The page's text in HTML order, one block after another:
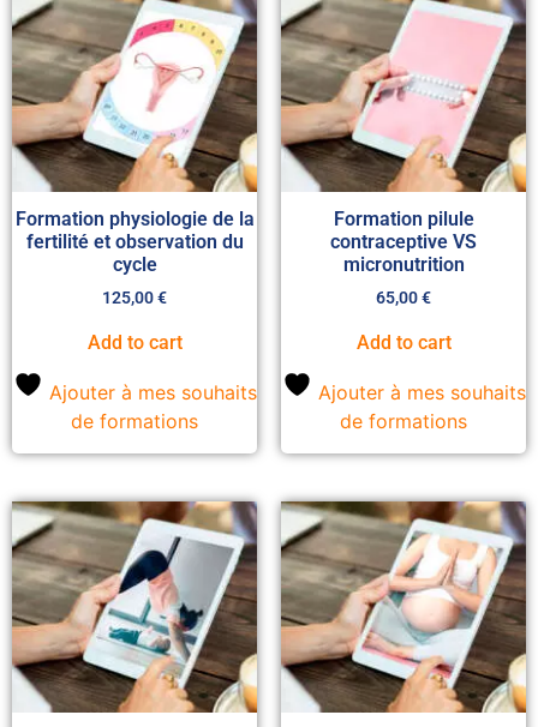
Formation physiologie de la
fertilité et observation du
cycle
125,00€
Add to cart
Ajouter à mes souhaits
de formations
Formation pilule
contraceptive VS
micronutrition
65,00€
Add to cart
Ajouter à mes souhaits
de formations